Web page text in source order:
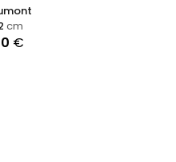
€
cm